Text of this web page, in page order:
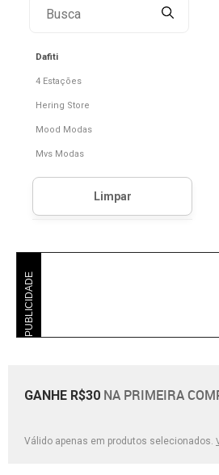
Dafiti
4 Estações
Hering Store
Mood Modas
Mvs Modas
PUBLICIDADE
GANHE R$30 NA PRIMEIRA
Válido apenas em produtos selecionados.